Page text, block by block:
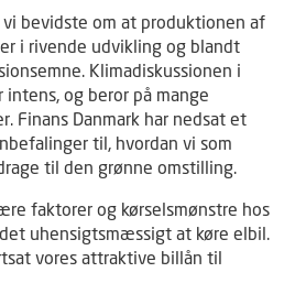
vi bevidste om at produktionen af
i rivende udvikling og blandt
Klimadiskussionen i
og beror på mange
Finans Danmark har nedsat et
til, hvordan vi som
til den grønne omstilling.
faktorer og kørselsmønstre hos
uhensigtsmæssigt at køre elbil.
vores attraktive billån til